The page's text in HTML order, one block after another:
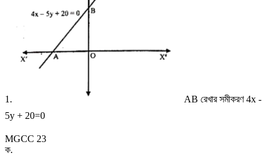
1.
AB রেখার সমীকরণ 4x -
5y + 20=0
MGCC 23
ক.